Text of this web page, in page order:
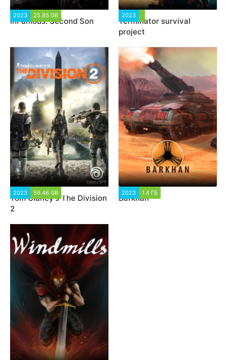
2023 25.85 GB
inFamous: Second Son
2023
Terminator survival
project
2023 56.46 GB
Tom Clancy’s The Division
2
2023 1.4 ГБ
Barkhan